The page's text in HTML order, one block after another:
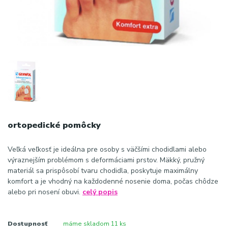
ortopedické pomôcky
Veľká veľkosť je ideálna pre osoby s väčšími chodidlami alebo
výraznejším problémom s deformáciami prstov. Mäkký, pružný
materiál sa prispôsobí tvaru chodidla, poskytuje maximálny
komfort a je vhodný na každodenné nosenie doma, počas chôdze
alebo pri nosení obuvi. celý popis
Dostupnosť máme skladom 11 ks